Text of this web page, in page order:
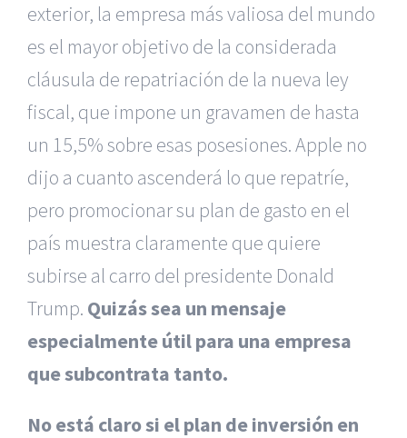
exterior, la empresa más valiosa del mundo
es el mayor objetivo de la considerada
cláusula de repatriación de la nueva ley
fiscal, que impone un gravamen de hasta
un 15,5% sobre esas posesiones. Apple no
dijo a cuanto ascenderá lo que repatríe,
pero promocionar su plan de gasto en el
país muestra claramente que quiere
subirse al carro del presidente Donald
Trump. Quizás sea un mensaje
especialmente útil para una empresa
que subcontrata tanto.
No está claro si el plan de inversión en